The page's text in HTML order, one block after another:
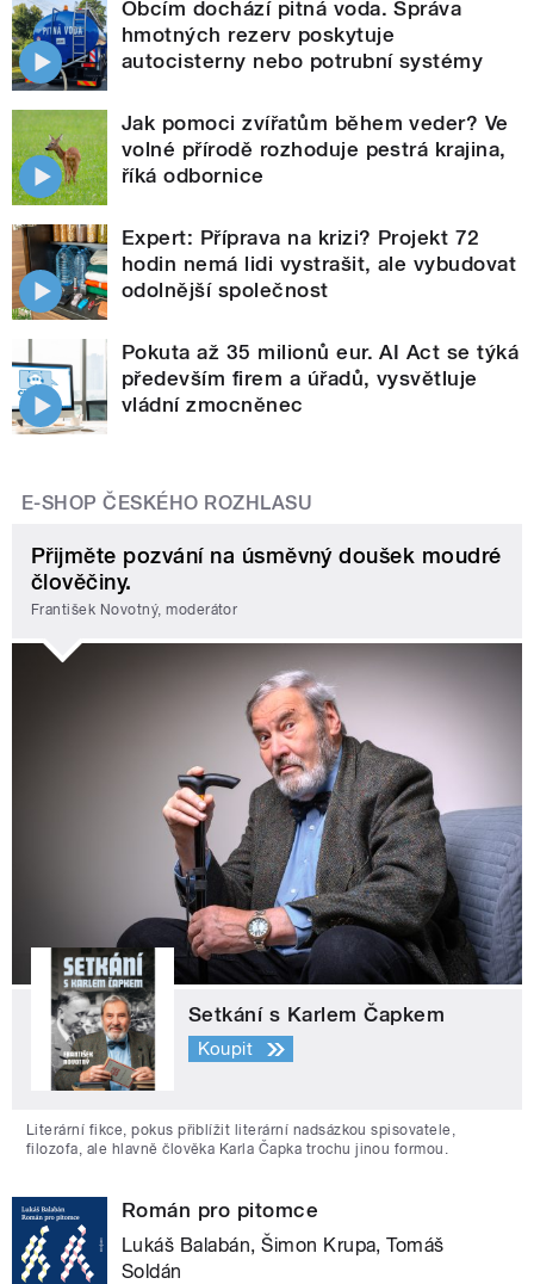
Obcím dochází pitná voda. Správa
hmotných rezerv poskytuje
autocisterny nebo potrubní systémy
Jak pomoci zvířatům během veder? Ve
volné přírodě rozhoduje pestrá krajina,
říká odbornice
Expert: Příprava na krizi? Projekt 72
hodin nemá lidi vystrašit, ale vybudovat
odolnější společnost
Pokuta až 35 milionů eur. AI Act se týká
především firem a úřadů, vysvětluje
vládní zmocněnec
E-SHOP ČESKÉHO ROZHLASU
Přijměte pozvání na úsměvný doušek moudré
člověčiny.
František Novotný, moderátor
Setkání s Karlem Čapkem
Koupit
Literární fikce, pokus přiblížit literární nadsázkou spisovatele,
filozofa, ale hlavně člověka Karla Čapka trochu jinou formou.
Román pro pitomce
Lukáš Balabán, Šimon Krupa, Tomáš
Soldán